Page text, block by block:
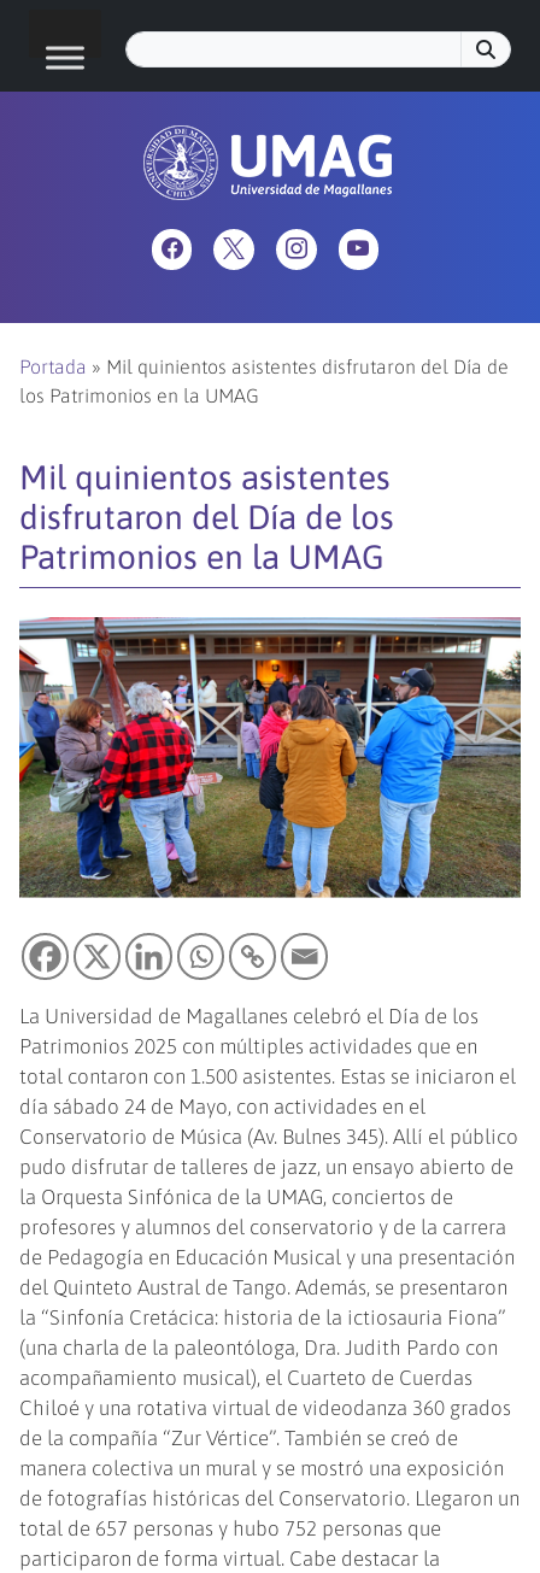
Portada » Mil quinientos asistentes disfrutaron del Día de
los Patrimonios en la UMAG
Mil quinientos asistentes
disfrutaron del Día de los
Patrimonios en la UMAG
La Universidad de Magallanes celebró el Día de los
Patrimonios 2025 con múltiples actividades que en
total contaron con 1.500 asistentes. Estas se iniciaron el
día sábado 24 de Mayo, con actividades en el
Conservatorio de Música (Av. Bulnes 345). Allí el público
pudo disfrutar de talleres de jazz, un ensayo abierto de
la Orquesta Sinfónica de la UMAG, conciertos de
profesores y alumnos del conservatorio y de la carrera
de Pedagogía en Educación Musical y una presentación
del Quinteto Austral de Tango. Además, se presentaron
la “Sinfonía Cretácica: historia de la ictiosauria Fiona”
(una charla de la paleontóloga, Dra. Judith Pardo con
acompañamiento musical), el Cuarteto de Cuerdas
Chiloé y una rotativa virtual de videodanza 360 grados
de la compañía “Zur Vértice”. También se creó de
manera colectiva un mural y se mostró una exposición
de fotografías históricas del Conservatorio. Llegaron un
total de 657 personas y hubo 752 personas que
participaron de forma virtual. Cabe destacar la